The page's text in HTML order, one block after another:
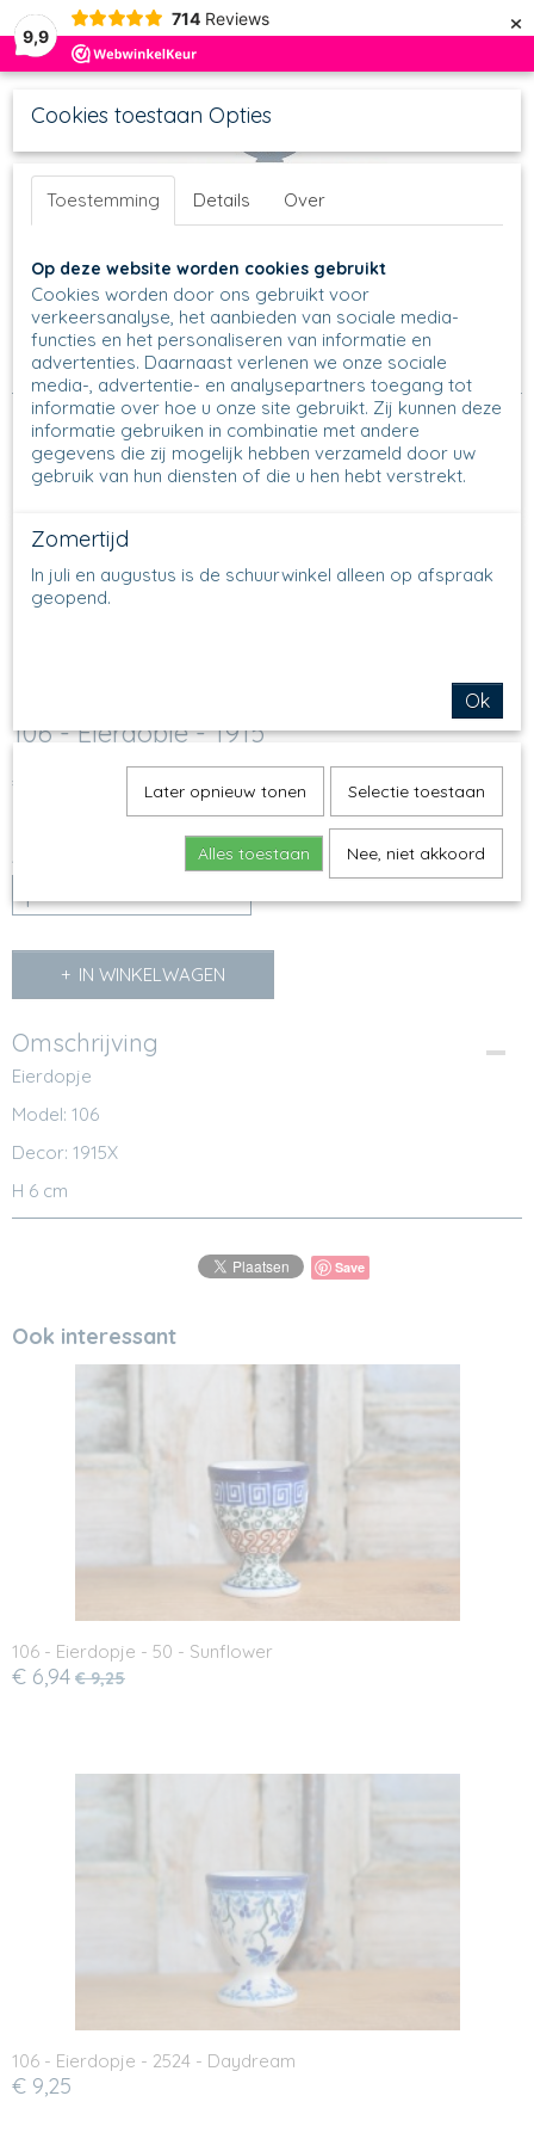
9,9
714 Reviews ×
Geen producten
Home>In de keuken>Kip & het ei> Eierdopjes>Eierdopje
106 - Eierdopje - 1915
106 - Eierdopje - 1915
€ 9,25 (inclusief btw 21%)
Op voorraad
Aantal
IN WINKELWAGEN
Omschrijving
Eierdopje
Model: 106
Decor: 1915X
H 6 cm
Save
Ook interessant
106 - Eierdopje - 50 - Sunflower
€ 6,94 € 9,25
106 - Eierdopje - 2524 - Daydream
€ 9,25
Cookies toestaan Opties
Toestemming Details Over
Op deze website worden cookies gebruikt
Cookies worden door ons gebruikt voor
verkeersanalyse, het aanbieden van sociale media-
functies en het personaliseren van informatie en
advertenties. Daarnaast verlenen we onze sociale
media-, advertentie- en analysepartners toegang tot
informatie over hoe u onze site gebruikt. Zij kunnen deze
informatie gebruiken in combinatie met andere
gegevens die zij mogelijk hebben verzameld door uw
gebruik van hun diensten of die u hen hebt verstrekt.
Zomertijd
In juli en augustus is de schuurwinkel alleen op afspraak
geopend.
Ok
Later opnieuw tonen Selectie toestaan
Alles toestaan Nee, niet akkoord